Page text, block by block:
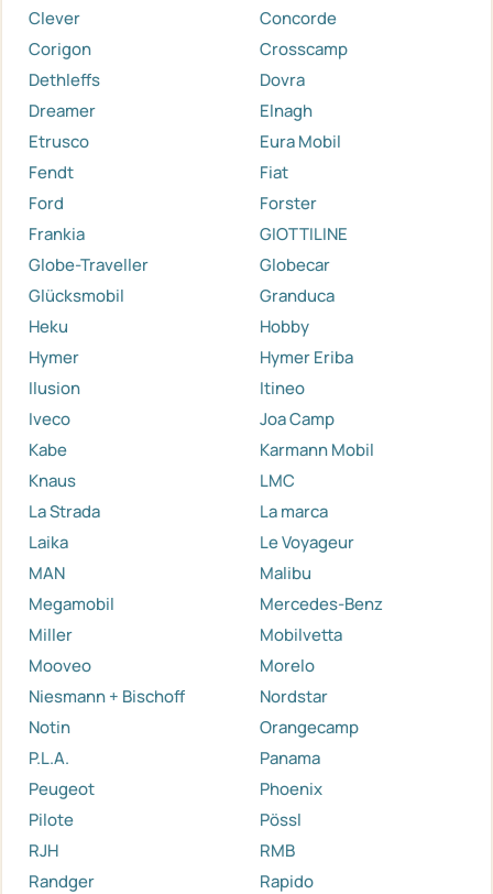
Clever
Concorde
Corigon
Crosscamp
Dethleffs
Dovra
Dreamer
Elnagh
Etrusco
Eura Mobil
Fendt
Fiat
Ford
Forster
Frankia
GIOTTILINE
Globe-Traveller
Globecar
Glücksmobil
Granduca
Heku
Hobby
Hymer
Hymer Eriba
Ilusion
Itineo
Iveco
Joa Camp
Kabe
Karmann Mobil
Knaus
LMC
La Strada
La marca
Laika
Le Voyageur
MAN
Malibu
Megamobil
Mercedes-Benz
Miller
Mobilvetta
Mooveo
Morelo
Niesmann + Bischoff
Nordstar
Notin
Orangecamp
P.L.A.
Panama
Peugeot
Phoenix
Pilote
Pössl
RJH
RMB
Randger
Rapido